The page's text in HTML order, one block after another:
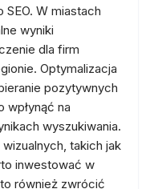
W miastach
wyniki
dla firm
Optymalizacja
pozytywnych
wpłynąć na
wyszukiwania.
takich jak
inwestować w
również zwrócić